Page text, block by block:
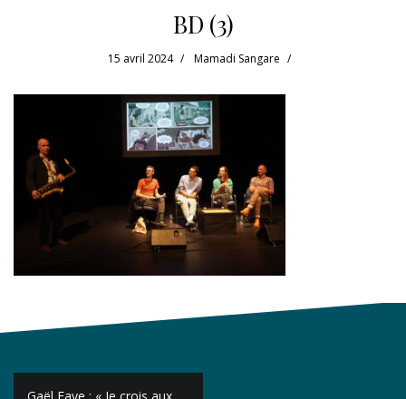
BD (3)
15 avril 2024 Mamadi Sangare
Navigation